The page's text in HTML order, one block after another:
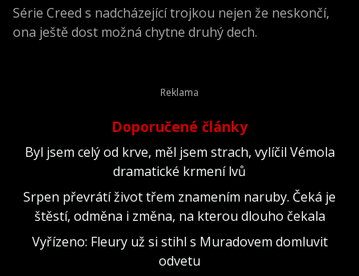
Série Creed s nadcházející trojkou nejen že neskončí,
ona ještě dost možná chytne druhý dech.
Doporučené články
Byl jsem celý od krve, měl jsem strach, vylíčil Vémola
dramatické krmení lvů
Srpen převrátí život třem znamením naruby. Čeká je
štěstí, odměna i změna, na kterou dlouho čekala
Vyřízeno: Fleury už si stihl s Muradovem domluvit
odvetu